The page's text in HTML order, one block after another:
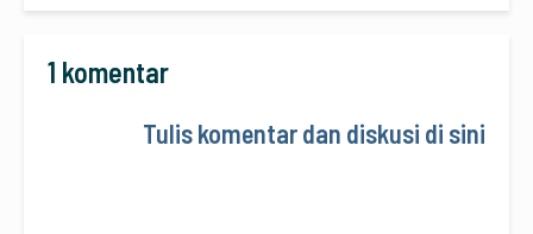
1 komentar
Tulis komentar dan diskusi di sini